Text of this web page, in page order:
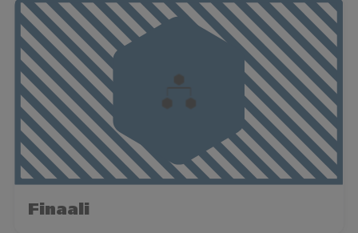
Finaali